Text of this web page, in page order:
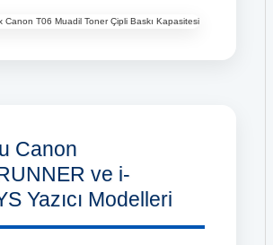
Canon
ve i-
Yazıcı Modelleri